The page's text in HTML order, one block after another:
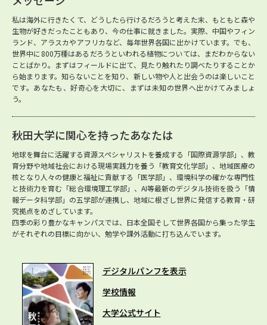
私は海外に行きたくて、どうしたら行けるだろうと考えた末、もともと森や
生物が好きだったこともあり、今の仕事に就きました。実際、中国やフィン
ランド、アラスカやアフリカなど、毎年世界各国に出かけています。でも、
世界中に800万種はあるだろうといわれる植物については、まだわからない
ことばかり。まずはフィールドに出て、見たり触れたり調べたりすることか
ら始まります。知らないことを知り、新しい物や人と出会うのは楽しいこと
です。あなたも、好奇心を大切に、まずは未知の世界へ出かけてみましょ
う。
秋田大学に関心を持ったあなたは
地球を舞台に活躍する資源スペシャリストを養成する「国際資源学部」、教
育分野や地域社会における現場実践力を養う「教育文化学部」、地域医療の
核となり人々の健康と福祉に貢献する「医学部」、環境科学の確かな専門性
と技術力を育む「総合環境理工学部」、AI等最新のデジタル技術を扱う「情
報データ科学部」の五学部が連携し、地域に根ざし世界に発信する教育・研
究拠点をめざしています。
四季の彩り豊かなキャンパスでは、日本全国そして世界各国から集った学生
がそれぞれの目標に向かい、勉学や課外活動に打ち込んでいます。
デジタルパンフを表示
学校情報
大学公式サイト